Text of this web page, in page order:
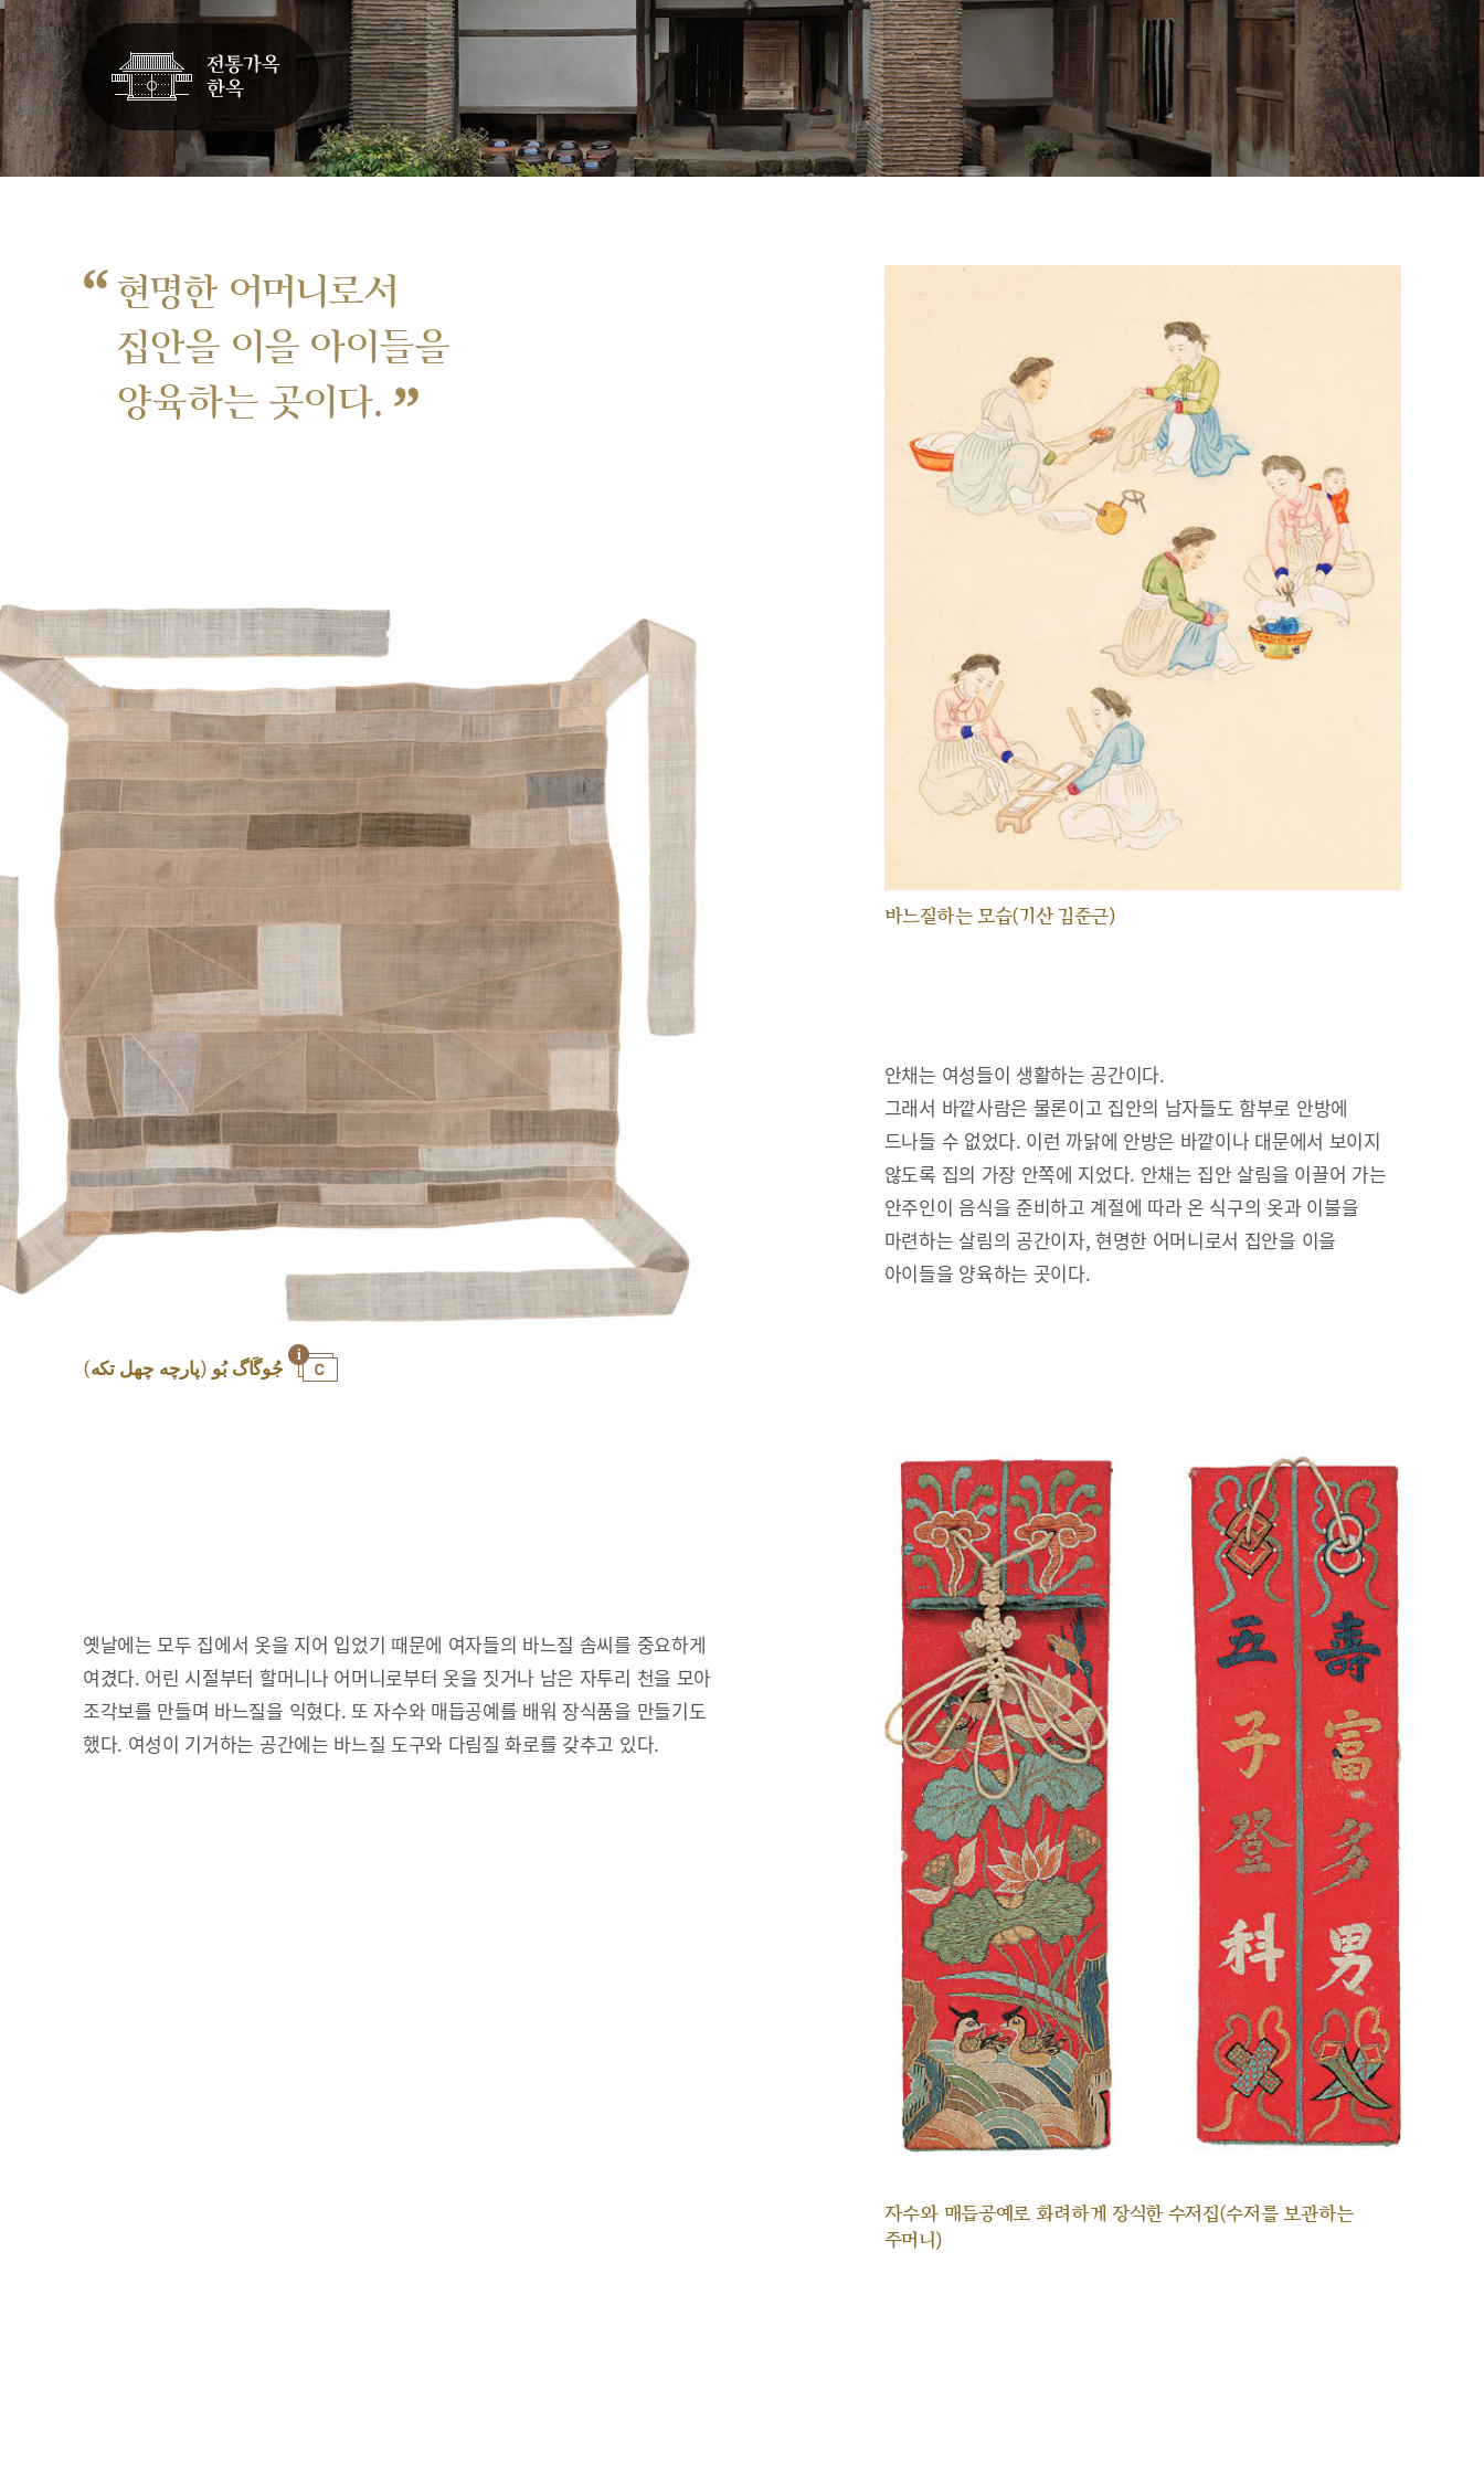
“ 현명한 어머니로서
집안을 이을 아이들을
양육하는 곳이다. ”
바느질하는 모습(기산 김준근)
안채는 여성들이 생활하는 공간이다.
그래서 바깥사람은 물론이고 집안의 남자들도 함부로 안방에
드나들 수 없었다. 이런 까닭에 안방은 바깥이나 대문에서 보이지
않도록 집의 가장 안쪽에 지었다. 안채는 집안 살림을 이끌어 가는
안주인이 음식을 준비하고 계절에 따라 온 식구의 옷과 이불을
마련하는 살림의 공간이자, 현명한 어머니로서 집안을 이을
아이들을 양육하는 곳이다.
옛날에는 모두 집에서 옷을 지어 입었기 때문에 여자들의 바느질 솜씨를 중요하게
여겼다. 어린 시절부터 할머니나 어머니로부터 옷을 짓거나 남은 자투리 천을 모아
조각보를 만들며 바느질을 익혔다. 또 자수와 매듭공예를 배워 장식품을 만들기도
했다. 여성이 기거하는 공간에는 바느질 도구와 다림질 화로를 갖추고 있다.
자수와 매듭공예로 화려하게 장식한 수저집(수저를 보관하는
주머니)